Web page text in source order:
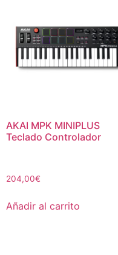
AKAI MPK MINIPLUS
Teclado Controlador
204,00€
Añadir al carrito